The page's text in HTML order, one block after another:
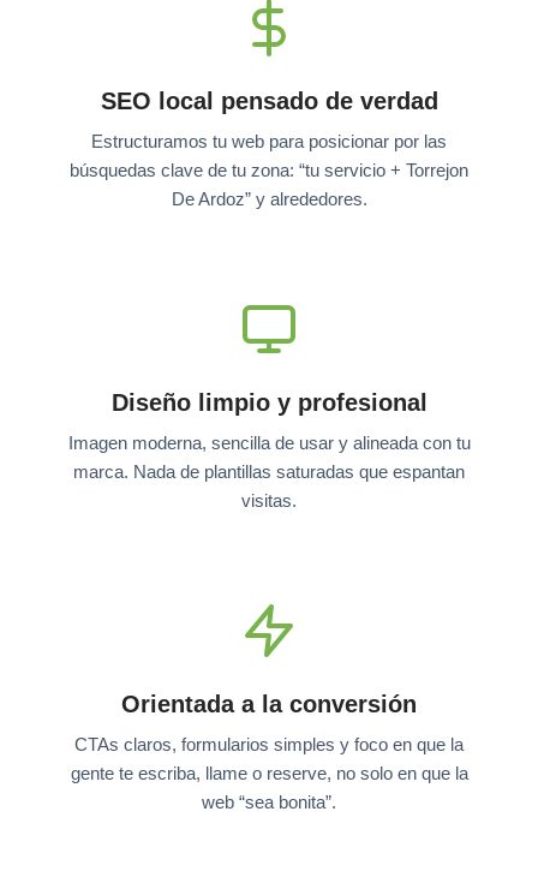
SEO local pensado de verdad
Estructuramos tu web para posicionar por las
búsquedas clave de tu zona: “tu servicio + Torrejon
De Ardoz” y alrededores.
Diseño limpio y profesional
Imagen moderna, sencilla de usar y alineada con tu
marca. Nada de plantillas saturadas que espantan
visitas.
Orientada a la conversión
CTAs claros, formularios simples y foco en que la
gente te escriba, llame o reserve, no solo en que la
web “sea bonita”.